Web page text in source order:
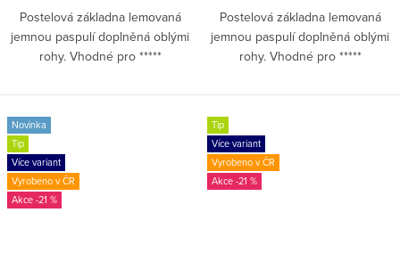
Postelová základna lemovaná
jemnou paspulí doplněná oblými
rohy. Vhodné pro *****
Postelová základna lemovaná
jemnou paspulí doplněná oblými
rohy. Vhodné pro *****
Novinka
Tip
Více variant
Vyrobeno v ČR
-21 %
Tip
Více variant
Vyrobeno v ČR
-21 %